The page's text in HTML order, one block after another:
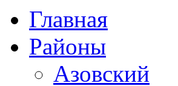
Главная
Районы
Азовский